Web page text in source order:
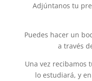
Adjúntanos tu
Puedes hacer un
a través
Una vez recibamos
lo estudiará, y